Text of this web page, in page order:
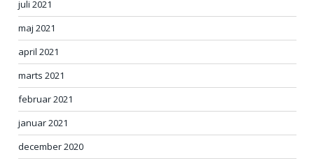
juli 2021
maj 2021
april 2021
marts 2021
februar 2021
januar 2021
december 2020